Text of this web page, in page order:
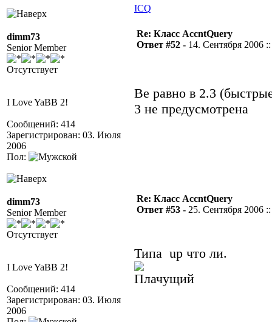
ICQ
dimm73
Senior Member
Отсутствует
I Love YaBB 2!
Сообщений: 414
Зарегистрирован: 03. Июля
2006
Пол:
Re: Класс AccntQuery
Ответ #52 - 14. Сентября 2006
Ве равно в 2.3
3 не предусмотрена
dimm73
Senior Member
Отсутствует
I Love YaBB 2!
Сообщений: 414
Зарегистрирован: 03. Июля
2006
Re: Класс AccntQuery
Ответ #53 - 25. Сентября 2006
Типа up что ли.